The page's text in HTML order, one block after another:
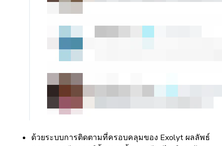
ด้วยระบบการติดตามที่ครอบคลุมของ Exolyt ผลลัพธ์